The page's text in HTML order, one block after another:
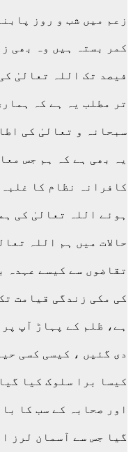
زعم میں شب و روز
کمر بستہ ہیں وہ بھی
فیصد تک اللہ تعالیٰ
تر مطلب یہ ہے کہ
سبحانہ و تعالیٰ کی
یہ بھی ہے کہ ہم جس
کافرانہ نظام کا
ہوئے اللہ تعالیٰ کی
حالات میں ہم اللہ
تقاضوں سے کیسے عہدہ
کی مکی زندگی قیامت
ہے، ظلم کے پہاڑ آپ
دی گئیں ، کیسی کسی
کیسا برا سلوک کیا
اور صحابہ کے سب کا
گیا جس سے آسمان لرز